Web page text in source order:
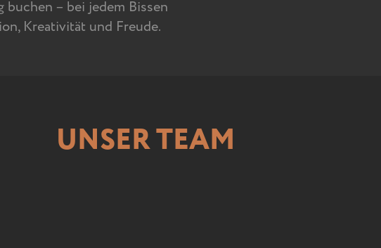
buchen – bei jedem Bissen
Kreativität und Freude.
UNSER TEAM